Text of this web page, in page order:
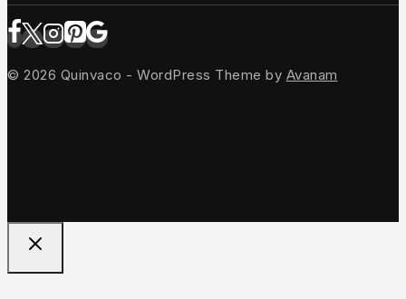
© 2026 Quinvaco - WordPress Theme by Avanam